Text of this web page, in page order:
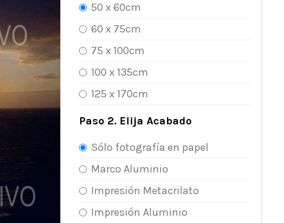
50 x 60cm
60 x 75cm
75 x 100cm
100 x 135cm
125 x 170cm
Paso 2. Elija Acabado
Sólo fotografía en papel
Marco Aluminio
Impresión Metacrilato
Impresión Aluminio